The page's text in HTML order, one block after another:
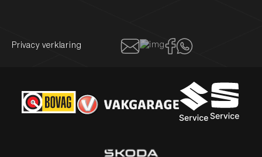
Heeft u vragen over onze diensten?
gerust contact met ons op via onderstaande
gegevens. We staan klaar om u te helpen!
Privacy verklaring